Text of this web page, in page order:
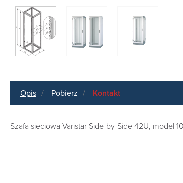
Opis Pobierz Kontakt
Szafa sieciowa Varistar Side-by-Side 42U, model